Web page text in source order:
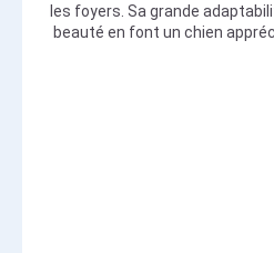
les foyers. Sa grande
beauté en font un chien